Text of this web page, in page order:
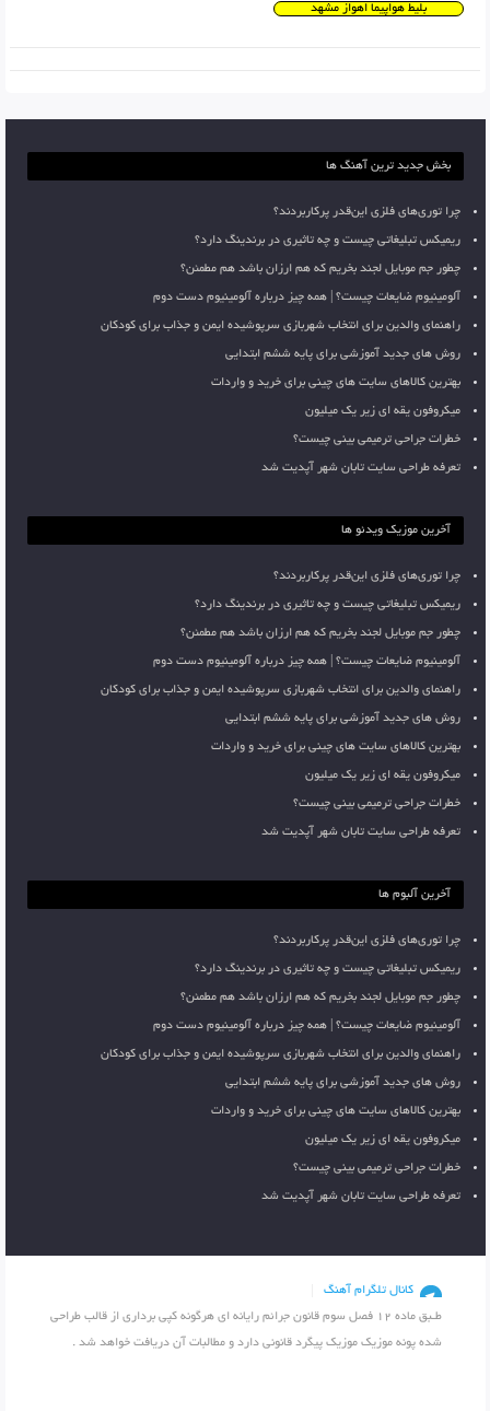
بلیط هواپیما اهواز مشهد
بخش جدید ترین آهنگ ها
چرا توری‌های فلزی این‌قدر پرکاربردند؟
ریمیکس تبلیغاتی چیست و چه تاثیری در برندینگ دارد؟
چطور جم موبایل لجند بخریم که هم ارزان باشد هم مطمئن؟
آلومینیوم ضایعات چیست؟ | همه چیز درباره آلومینیوم دست دوم
راهنمای والدین برای انتخاب شهربازی سرپوشیده ایمن و جذاب برای کودکان
روش های جدید آموزشی برای پایه ششم ابتدایی
بهترین کالاهای سایت های چینی برای خرید و واردات
میکروفون یقه ای زیر یک میلیون
خطرات جراحی ترمیمی بینی چیست؟
تعرفه طراحی سایت تابان شهر آپدیت شد
آخرین موزیک ویدئو ها
چرا توری‌های فلزی این‌قدر پرکاربردند؟
ریمیکس تبلیغاتی چیست و چه تاثیری در برندینگ دارد؟
چطور جم موبایل لجند بخریم که هم ارزان باشد هم مطمئن؟
آلومینیوم ضایعات چیست؟ | همه چیز درباره آلومینیوم دست دوم
راهنمای والدین برای انتخاب شهربازی سرپوشیده ایمن و جذاب برای کودکان
روش های جدید آموزشی برای پایه ششم ابتدایی
بهترین کالاهای سایت های چینی برای خرید و واردات
میکروفون یقه ای زیر یک میلیون
خطرات جراحی ترمیمی بینی چیست؟
تعرفه طراحی سایت تابان شهر آپدیت شد
آخرین آلبوم ها
چرا توری‌های فلزی این‌قدر پرکاربردند؟
ریمیکس تبلیغاتی چیست و چه تاثیری در برندینگ دارد؟
چطور جم موبایل لجند بخریم که هم ارزان باشد هم مطمئن؟
آلومینیوم ضایعات چیست؟ | همه چیز درباره آلومینیوم دست دوم
راهنمای والدین برای انتخاب شهربازی سرپوشیده ایمن و جذاب برای کودکان
روش های جدید آموزشی برای پایه ششم ابتدایی
بهترین کالاهای سایت های چینی برای خرید و واردات
میکروفون یقه ای زیر یک میلیون
خطرات جراحی ترمیمی بینی چیست؟
تعرفه طراحی سایت تابان شهر آپدیت شد
کانال تلگرام آهنگ
طـبق ماده 12 فصل سوم قانون جرائم رایانه ای هرگونه کپی برداری از قالب طراحی
شده پونه موزیک موزیک پیگرد قانونی دارد و مطالبات آن دریافت خواهد شد .